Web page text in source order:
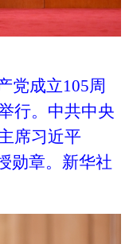
党成立105周
行。中共中央
席习近平
勋章。新华社